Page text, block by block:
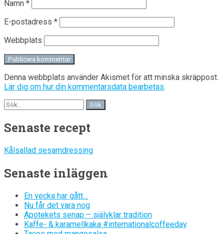
Namn *
E-postadress *
Webbplats
Denna webbplats använder Akismet för att minska skräppost.
Lär dig om hur din kommentarsdata bearbetas.
Senaste recept
Kålsallad sesamdressing
Senaste inläggen
En vecka har gått…
Nu får det vara nog
Apotekets senap – självklar tradition
Kaffe- & karamellkaka #internationalcoffeeday